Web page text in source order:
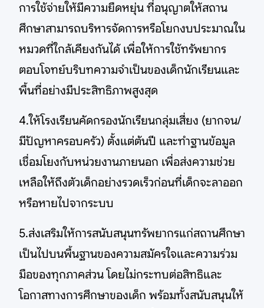
การใช้จ่ายให้มีความยืดหยุ่น ที่อนุญาตให้สถาน
ศึกษาสามารถบริหารจัดการหรือโยกงบประมาณใน
หมวดที่ใกล้เคียงกันได้ เพื่อให้การใช้ทรัพยากร
ตอบโจทย์บริบทความจำเป็นของเด็กนักเรียนและ
พื้นที่อย่างมีประสิทธิภาพสูงสุด
4.ให้โรงเรียนคัดกรองนักเรียนกลุ่มเสี่ยง (ยากจน/
มีปัญหาครอบครัว) ตั้งแต่ต้นปี และทำฐานข้อมูล
เชื่อมโยงกับหน่วยงานภายนอก เพื่อส่งความช่วย
เหลือให้ถึงตัวเด็กอย่างรวดเร็วก่อนที่เด็กจะลาออก
หรือหายไปจากระบบ
5.ส่งเสริมให้การสนับสนุนทรัพยากรแก่สถานศึกษา
เป็นไปบนพื้นฐานของความสมัครใจและความร่วม
มือของทุกภาคส่วน โดยไม่กระทบต่อสิทธิและ
โอกาสทางการศึกษาของเด็ก พร้อมทั้งสนับสนุนให้